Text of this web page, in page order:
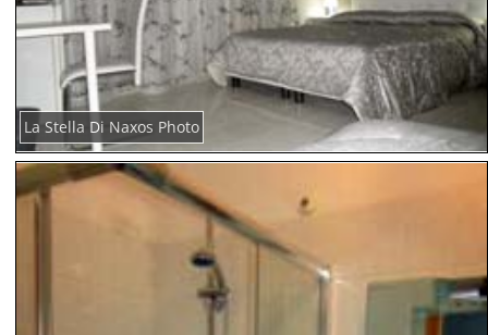
La Stella Di Naxos Photo